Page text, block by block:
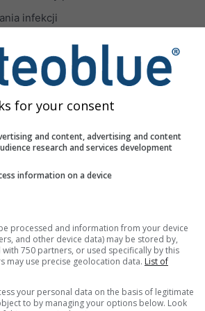
infekcji
PM2.5
, czyli cząstki o średnicy 2,5 μm
pyłem na zdrowie publiczne wynika
dla wieku, szczególnie z przyczyn
pochodzących z pustyń. Cząstki
i PM2.5 oraz wszystkich związanych z
przedstawiono w trzecim panelu.
powstaje głównie na obszarach
for your consent
and content, advertising and content
research and services development
information on a device
processed and information from your device
and other device data) may be stored by,
750 partners, or used specifically by this
may use precise geolocation data. List of
your personal data on the basis of legitimate
to by managing your options below. Look